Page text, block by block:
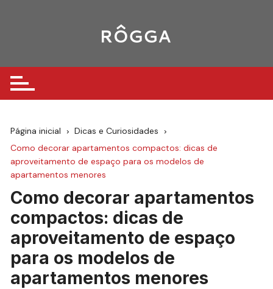
Página inicial
Dicas e Curiosidades
Como decorar apartamentos compactos: dicas de
aproveitamento de espaço para os modelos de
apartamentos menores
Como decorar apartamentos
compactos: dicas de
aproveitamento de espaço
para os modelos de
apartamentos menores